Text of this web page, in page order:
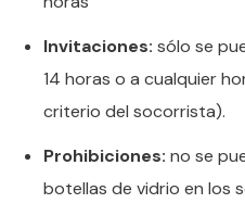
Invitaciones: sólo se
14 horas o a cualquier
criterio del socorrista).
Prohibiciones: no se
botellas de vidrio en los